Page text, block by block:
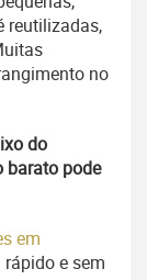
reutilizadas,
no
do
barato pode
em
rápido e sem